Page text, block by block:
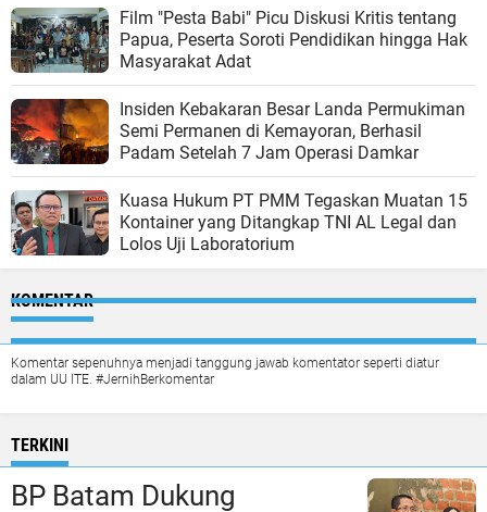
Film "Pesta Babi" Picu Diskusi Kritis tentang
Papua, Peserta Soroti Pendidikan hingga Hak
Masyarakat Adat
Insiden Kebakaran Besar Landa Permukiman
Semi Permanen di Kemayoran, Berhasil
Padam Setelah 7 Jam Operasi Damkar
Kuasa Hukum PT PMM Tegaskan Muatan 15
Kontainer yang Ditangkap TNI AL Legal dan
Lolos Uji Laboratorium
KOMENTAR
Komentar sepenuhnya menjadi tanggung jawab komentator seperti diatur
dalam UU ITE. #JernihBerkomentar
TERKINI
BP Batam Dukung